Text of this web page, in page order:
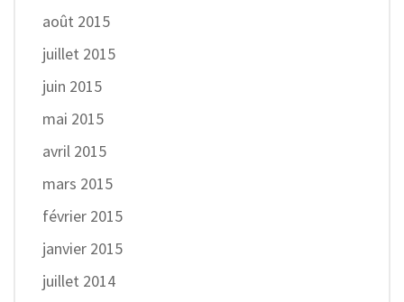
août 2015
juillet 2015
juin 2015
mai 2015
avril 2015
mars 2015
février 2015
janvier 2015
juillet 2014